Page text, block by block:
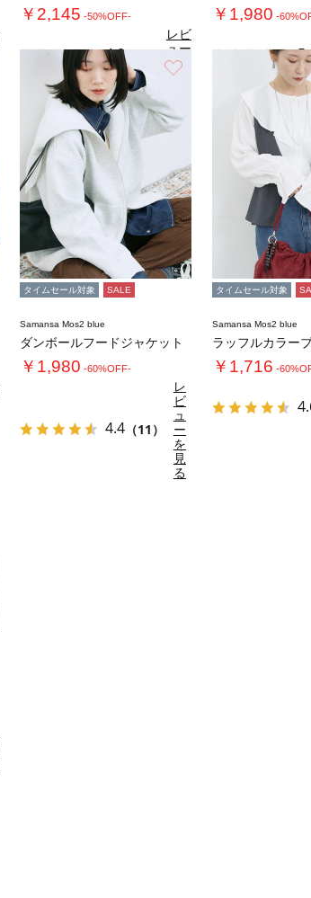
￥2,145 -50%OFF-
4.0（1）
レビ
ュー
を見
る
￥1,980 -
タイムセール対象 SALE
Samansa Mos2 blue
ダンボールフードジャケット
￥1,980 -60%OFF-
4.4 （11）
レ
ビ
ュ
ー
を
見
る
タイムセール対象
Samansa Mos2 blue
ラッフルカラー
￥1,716 -